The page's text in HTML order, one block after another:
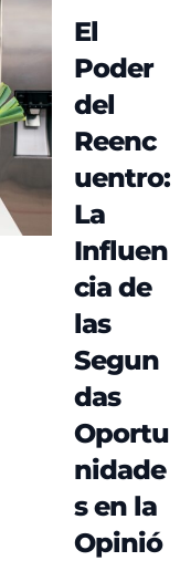
El
Poder
del
Reenc
uentro:
La
Influen
cia de
las
Segun
das
Oportu
nidade
s en la
Opinió